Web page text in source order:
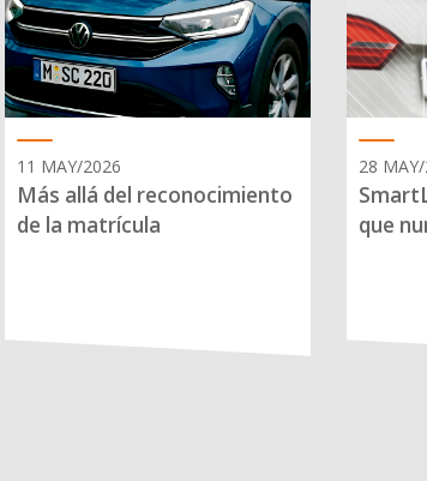
11 MAY/2026
Más allá del reconocimiento
de la matrícula
28
que